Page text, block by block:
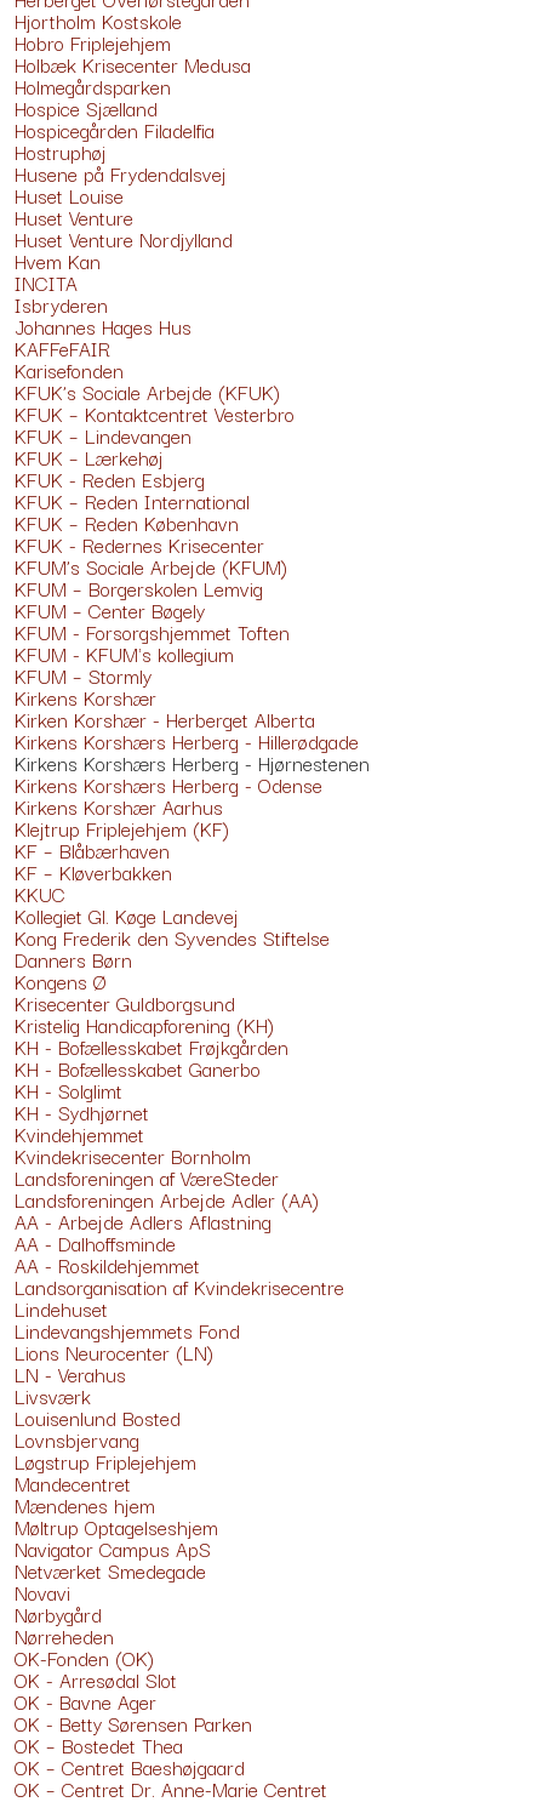
Hjortholm Kostskole
Hobro Friplejehjem
Holbæk Krisecenter Medusa
Holmegårdsparken
Hospice Sjælland
Hospicegården Filadelfia
Hostruphøj
Husene på Frydendalsvej
Huset Louise
Huset Venture
Huset Venture Nordjylland
Hvem Kan
INCITA
Isbryderen
Johannes Hages Hus
KAFFeFAIR
Karisefonden
KFUK’s Sociale Arbejde (KFUK)
KFUK – Kontaktcentret Vesterbro
KFUK – Lindevangen
KFUK – Lærkehøj
KFUK - Reden Esbjerg
KFUK – Reden International
KFUK – Reden København
KFUK - Redernes Krisecenter
KFUM’s Sociale Arbejde (KFUM)
KFUM – Borgerskolen Lemvig
KFUM – Center Bøgely
KFUM - Forsorgshjemmet Toften
KFUM - KFUM's kollegium
KFUM – Stormly
Kirkens Korshær
Kirken Korshær - Herberget Alberta
Kirkens Korshærs Herberg - Hillerødgade
Kirkens Korshærs Herberg - Hjørnestenen
Kirkens Korshærs Herberg - Odense
Kirkens Korshær Aarhus
Klejtrup Friplejehjem (KF)
KF – Blåbærhaven
KF – Kløverbakken
KKUC
Kollegiet Gl. Køge Landevej
Kong Frederik den Syvendes Stiftelse
Danners Børn
Kongens Ø
Krisecenter Guldborgsund
Kristelig Handicapforening (KH)
KH - Bofællesskabet Frøjkgården
KH - Bofællesskabet Ganerbo
KH - Solglimt
KH - Sydhjørnet
Kvindehjemmet
Kvindekrisecenter Bornholm
Landsforeningen af VæreSteder
Landsforeningen Arbejde Adler (AA)
AA - Arbejde Adlers Aflastning
AA - Dalhoffsminde
AA - Roskildehjemmet
Landsorganisation af Kvindekrisecentre
Lindehuset
Lindevangshjemmets Fond
Lions Neurocenter (LN)
LN - Verahus
Livsværk
Louisenlund Bosted
Lovnsbjervang
Løgstrup Friplejehjem
Mandecentret
Mændenes hjem
Møltrup Optagelseshjem
Navigator Campus ApS
Netværket Smedegade
Novavi
Nørbygård
Nørreheden
OK-Fonden (OK)
OK - Arresødal Slot
OK - Bavne Ager
OK - Betty Sørensen Parken
OK – Bostedet Thea
OK – Centret Baeshøjgaard
OK – Centret Dr. Anne-Marie Centret